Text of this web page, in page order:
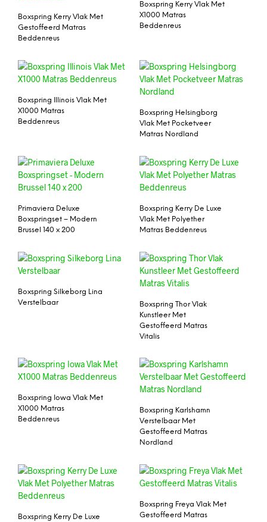
Boxspring Kerry Vlak Met
Gestoffeerd Matras
Beddenreus
Boxspring Kerry Vlak Met
X1000 Matras
Beddenreus
Boxspring Illinois Vlak Met
X1000 Matras
Beddenreus
Boxspring Helsingborg
Vlak Met Pocketveer
Matras Nordland
Primaviera Deluxe
Boxspringset – Modern
Brussel 140 x 200
Boxspring Kerry De Luxe
Vlak Met Polyether
Matras Beddenreus
Boxspring Silkeborg Lina
Verstelbaar
Boxspring Thor Vlak
Kunstleer Met
Gestoffeerd Matras
Vitalis
Boxspring Iowa Vlak Met
X1000 Matras
Beddenreus
Boxspring Karlshamn
Verstelbaar Met
Gestoffeerd Matras
Nordland
Boxspring Kerry De Luxe
Boxspring Freya Vlak Met
Gestoffeerd Matras